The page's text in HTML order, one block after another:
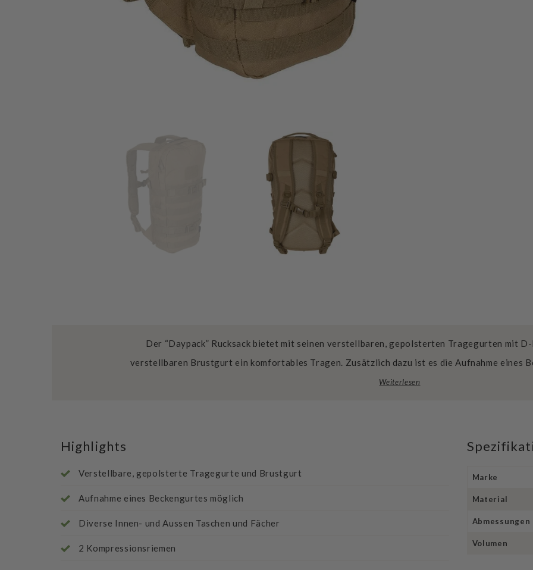
Der “Daypack” Rucksack bietet mit seinen verstellbaren, gepolsterten Tragegurten mit D-
verstellbaren Brustgurt ein komfortables Tragen. Zusätzlich dazu ist es die Aufnahme eines
Weiterlesen
Highlights
Verstellbare, gepolsterte Tragegurte und Brustgurt
Aufnahme eines Beckengurtes möglich
Diverse Innen- und Aussen Taschen und Fächer
2 Kompressionsriemen
Marke
Material
Abmessungen
Volumen